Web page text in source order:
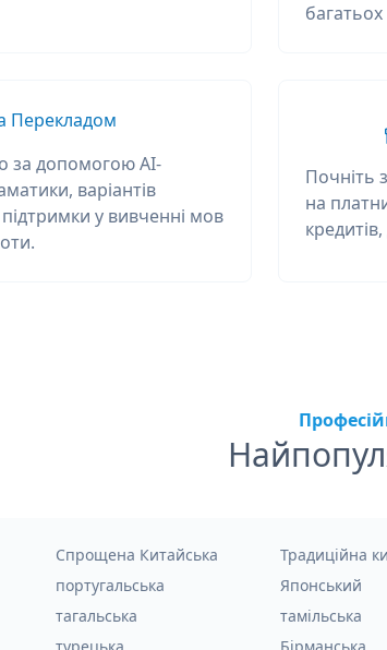
Перекладом
за допомогою AI-
варіантів
у вивченні мов
Почніть
на
Спрощена Китайська Традиційна
португальська Японський
тагальська тамільська